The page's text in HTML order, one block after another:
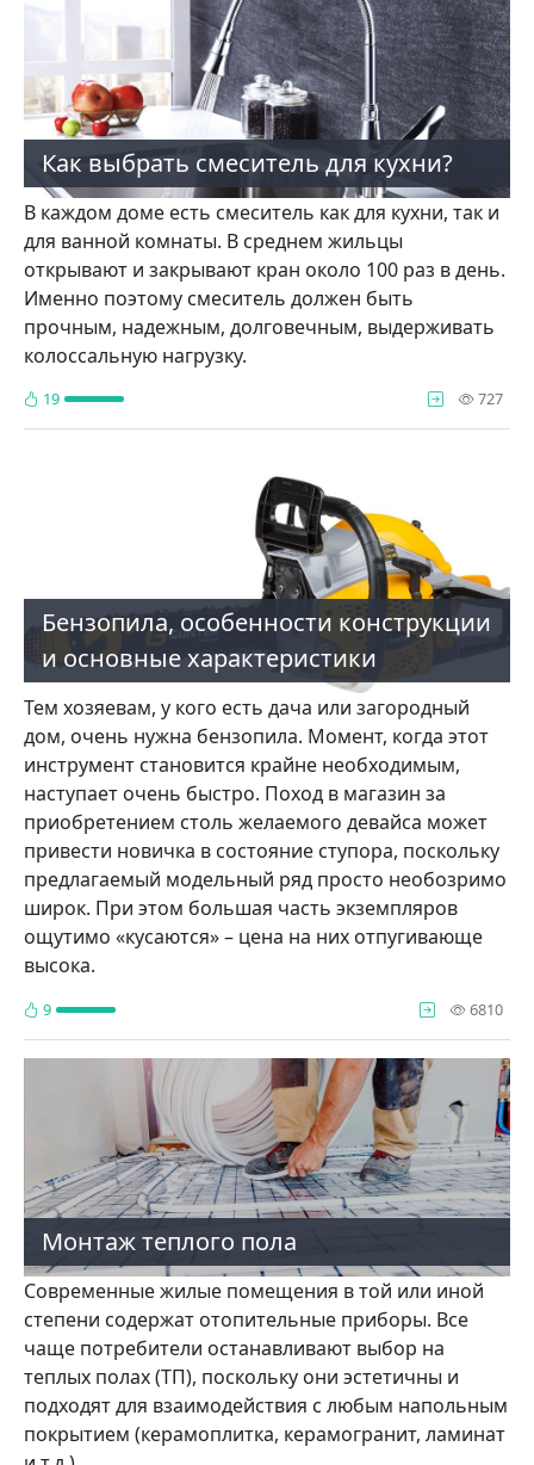
Как выбрать смеситель для кухни?
В каждом доме есть смеситель как для кухни, так и
для ванной комнаты. В среднем жильцы
открывают и закрывают кран около 100 раз в день.
Именно поэтому смеситель должен быть
прочным, надежным, долговечным, выдерживать
колоссальную нагрузку.
19 727
Бензопила, особенности конструкции
и основные характеристики
Тем хозяевам, у кого есть дача или загородный
дом, очень нужна бензопила. Момент, когда этот
инструмент становится крайне необходимым,
наступает очень быстро. Поход в магазин за
приобретением столь желаемого девайса может
привести новичка в состояние ступора, поскольку
предлагаемый модельный ряд просто необозримо
широк. При этом большая часть экземпляров
ощутимо «кусаются» – цена на них отпугивающе
высока.
9 6810
Монтаж теплого пола
Современные жилые помещения в той или иной
степени содержат отопительные приборы. Все
чаще потребители останавливают выбор на
теплых полах (ТП), поскольку они эстетичны и
подходят для взаимодействия с любым напольным
покрытием (керамоплитка, керамогранит, ламинат